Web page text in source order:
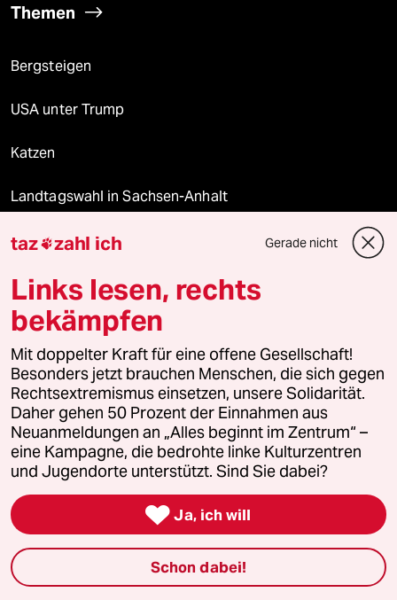
Themen
Bergsteigen
USA unter Trump
Katzen
Landtagswahl in Sachsen-Anhalt
Ceuta
Hitze
Verlag
Aktuelles
Hausblog
Die Seitenwende
Stellen
Presse
taz zahl ich Gerade nicht
Links lesen, rechts
bekämpfen
Mit doppelter Kraft für eine offene Gesellschaft!
Besonders jetzt brauchen Menschen, die sich gegen
Rechtsextremismus einsetzen, unsere Solidarität.
Daher gehen 50 Prozent der Einnahmen aus
Neuanmeldungen an „Alles beginnt im Zentrum“ –
eine Kampagne, die bedrohte linke Kulturzentren
und Jugendorte unterstützt. Sind Sie dabei?
 Ja, ich will
Schon dabei!